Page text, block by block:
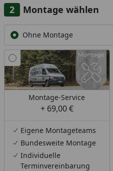
Montage wählen
Ohne Montage
Montage-Service
+ 69,00 €
Eigene Montageteams
Bundesweite Montage
Individuelle
Terminvereinbarung